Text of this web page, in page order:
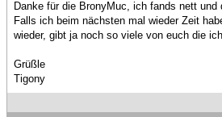
Danke für die BronyMuc, ich fands nett und
Falls ich beim nächsten mal wieder Zeit
wieder, gibt ja noch so viele von euch die
Grüßle
Tigony